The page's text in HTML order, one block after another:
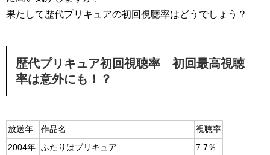
果たして歴代プリキュアの初回視聴率はどうでしょう？
歴代プリキュア初回視聴率 初回最高視聴
率は意外にも！？
放送年 作品名
視聴率
2004年 ふたりはプリキュア
7.7％